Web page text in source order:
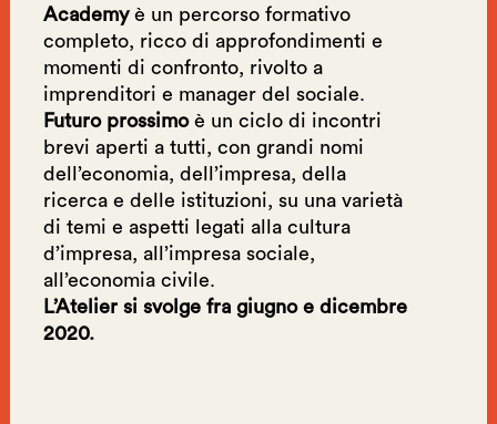
Academyè un percorso formativo
completo, ricco di approfondimenti e
momenti di confronto, rivolto a
imprenditori e manager del sociale.
Futuro prossimoè un ciclo di incontri
brevi aperti a tutti, con grandi nomi
dell’economia, dell’impresa, della
ricerca e delle istituzioni, su una varietà
di temi e aspetti legati alla cultura
d’impresa, all’impresa sociale,
all’economia civile.
L’Atelier si svolge fra giugno e dicembre
2020.